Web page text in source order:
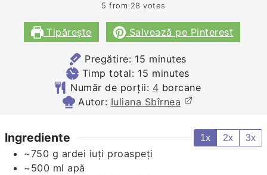
5 from 28 votes
Tipărește Salvează pe Pinterest
Pregătire: 15 minutes
minutes
Timp total: 15 minutes
minutes
Număr de porții: 4 borcane
Autor: Iuliana Sbîrnea
Ingrediente 1x 2x 3x
~750 g ardei iuți proaspeți
~500 ml apă